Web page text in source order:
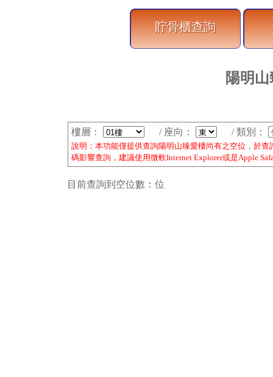
貯骨櫃查詢
陽明
樓層： / 座向： / 類別：
說明：本功能僅提供查詢陽明山臻愛樓尚有之空位，於
碼影響查詢，建議使用微軟Internet Explorer或是Apple
目前查詢到空位數： 位